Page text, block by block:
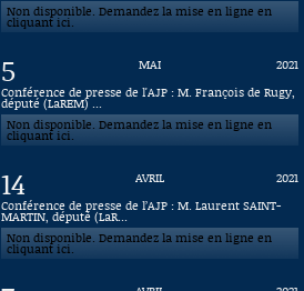
Non disponible. Demandez la mise en ligne en
cliquant ici.
5 MAI
2021
Conférence de presse de l'AJP : M. François de Rugy,
député (LaREM) ...
Non disponible. Demandez la mise en ligne en
cliquant ici.
14 AVRIL
2021
Conférence de presse de l’AJP : M. Laurent SAINT-
MARTIN, député (LaR...
Non disponible. Demandez la mise en ligne en
cliquant ici.